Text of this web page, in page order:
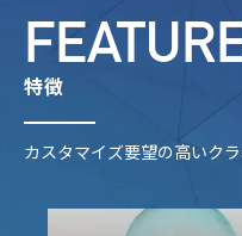
特徴
カスタマイズ要望の高いク